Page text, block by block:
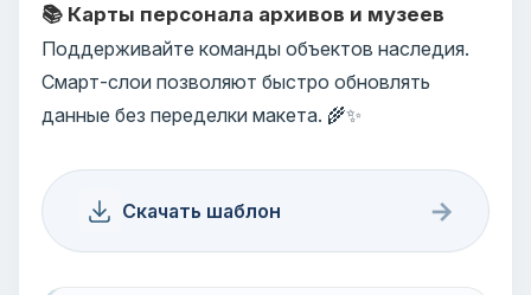
📚 Карты персонала архивов и музеев
Поддерживайте команды объектов наследия.
Смарт-слои позволяют быстро обновлять
данные без переделки макета. 🌾✨
Скачать шаблон →